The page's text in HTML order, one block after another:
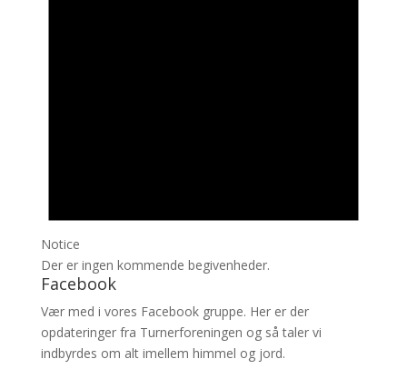
Notice
Der er ingen kommende begivenheder.
Facebook
Vær med i vores Facebook gruppe. Her er der
opdateringer fra Turnerforeningen og så taler vi
indbyrdes om alt imellem himmel og jord.